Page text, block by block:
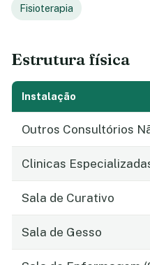
Fisioterapia
Estrutura física
Instalação
Outros Consultórios
Clinicas
Sala de Curativo
Sala de Gesso